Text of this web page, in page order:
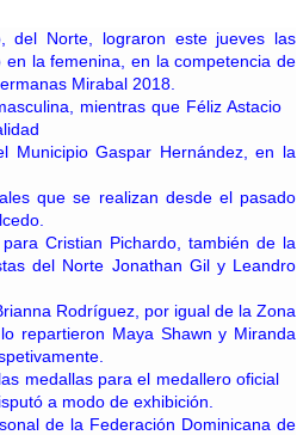
del Norte, lograron este jueves las
la femenina, en la competencia de
Mirabal 2018.
mientras que Féliz Astacio
Municipio Gaspar Hernández, en la
que se realizan desde el pasado
Cristian Pichardo, también de la
del Norte Jonathan Gil y Leandro
Rodríguez, por igual de la Zona
repartieron Maya Shawn y Miranda
medallas para el medallero oficial
a modo de exhibición.
de la Federación Dominicana de